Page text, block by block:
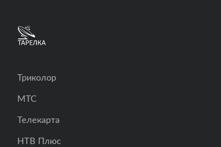
Триколор
МТС
Телекарта
НТВ Плюс